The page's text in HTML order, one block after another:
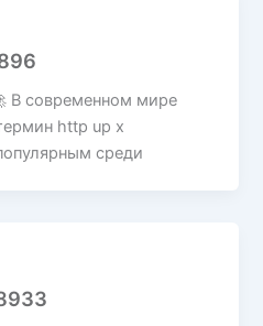
В современном мире
http up x
среди